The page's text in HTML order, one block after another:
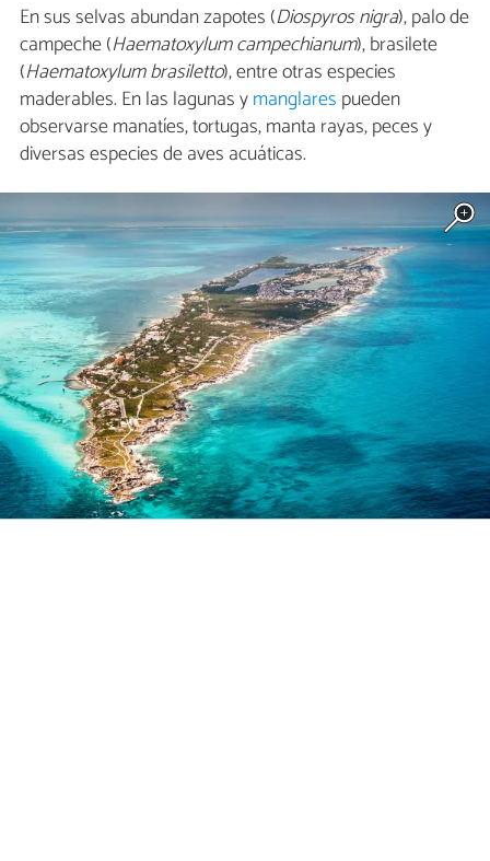
En sus selvas abundan zapotes (Diospyros nigra), palo de
campeche (Haematoxylum campechianum), brasilete
(Haematoxylum brasiletto), entre otras especies
maderables. En las lagunas ymanglares pueden
observarse manatíes, tortugas, manta rayas, peces y
diversas especies de aves acuáticas.